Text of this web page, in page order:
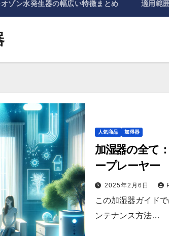
ゾン水発生器の幅広い特徴まとめ 適用範
人気商品 加湿器
加湿器の全て
ープレーヤー
2025年2月6日
この加湿器ガイド
ンテナンス方法…